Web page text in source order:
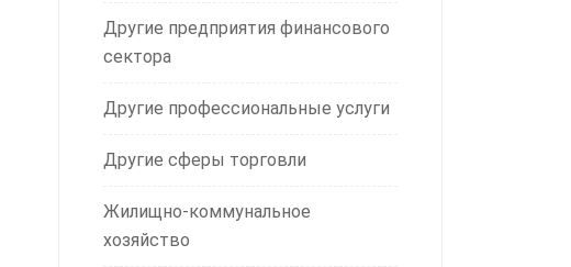
Другие предприятия финансового
сектора
Другие профессиональные услуги
Другие сферы торговли
Жилищно-коммунальное
хозяйство